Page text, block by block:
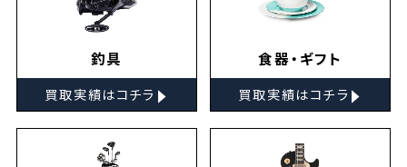
釣具
買取実績はコチラ ▸
食器・ギフト
買取実績はコチラ ▸